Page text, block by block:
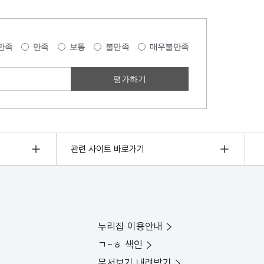
족 만족 보통 불만족 매우불만족
관련 사이트 바로가기
누리집 이용안내
ㄱ~ㅎ 색인